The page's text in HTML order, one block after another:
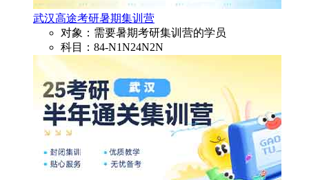
武汉高途考研暑期集训营
对象：需要暑期考研集训营的学员
科目：84-N1N24N2N